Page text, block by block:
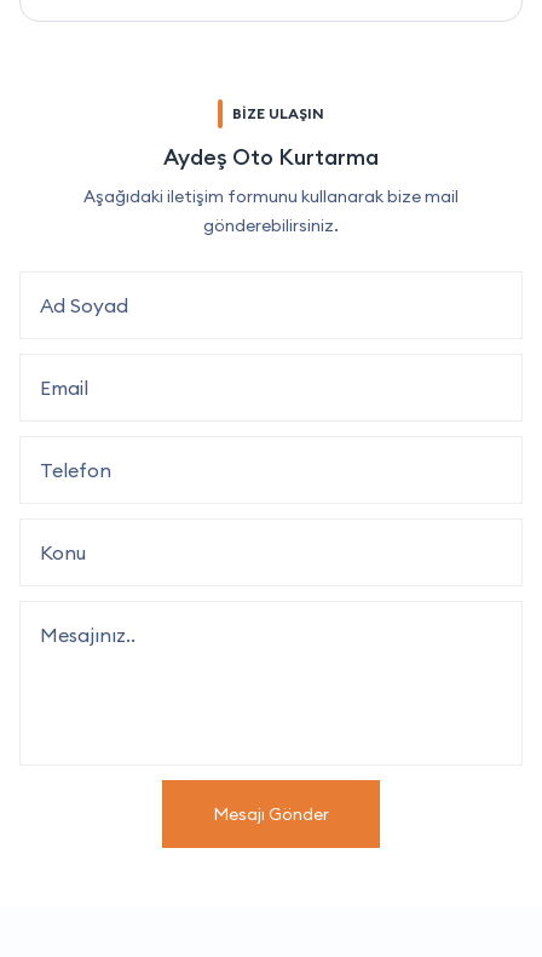
BİZE ULAŞIN
Aydeş Oto Kurtarma
Aşağıdaki iletişim formunu kullanarak bize mail
gönderebilirsiniz.
Mesajı Gönder